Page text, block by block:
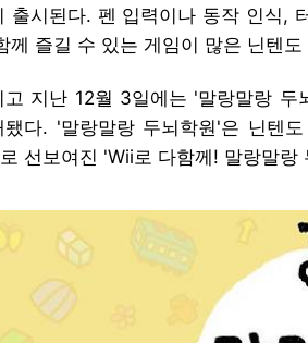
출시된다. 펜 입력이나 동작 인식,
께 즐길 수 있는 게임이 많은 닌텐
고 지난 12월 3일에는 '말랑말랑 두
됐다. '말랑말랑 두뇌학원'은 닌텐
선보여진 'Wii로 다함께! 말랑말